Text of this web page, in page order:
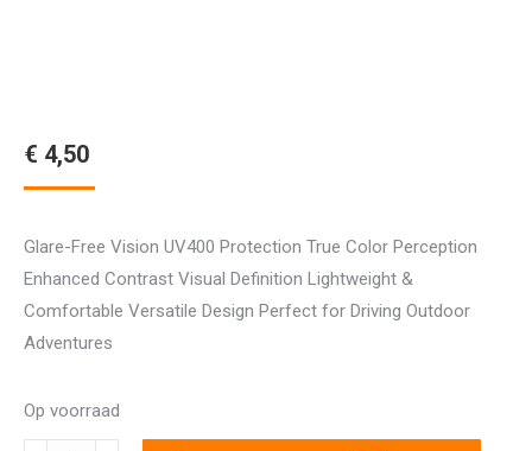
€ 4,50
Glare-Free Vision UV400 Protection True Color Perception
Enhanced Contrast Visual Definition Lightweight &
Comfortable Versatile Design Perfect for Driving Outdoor
Adventures
Op voorraad